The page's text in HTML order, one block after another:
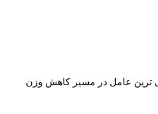
این است که در متد زیبا 360، تغذیه اصولی ستون اصلی و حیاتی‌ ترین عامل در مسیر کاهش وزن